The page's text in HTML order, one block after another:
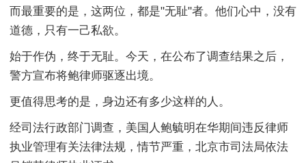
而最重要的是，这两位，都是"无耻"者。他们心中，没有
道德，只有一己私欲。
始于作伪，终于无耻。今天，在公布了调查结果之后，
警方宣布将鲍律师驱逐出境。
更值得思考的是，身边还有多少这样的人。
经司法行政部门调查，美国人鲍毓明在华期间违反律师
执业管理有关法律法规，情节严重，北京市司法局依法